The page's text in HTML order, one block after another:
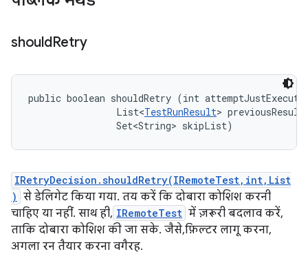
shouldRetry
public boolean shouldRetry (int
                List<
TestRunResult>
                Set<String> skipList)
IRetryDecision.shouldRetry(IRemoteTest,int,List
) से डेलिगेट किया गया. तय करें कि दोबारा कोशिश करनी
चाहिए या नहीं. साथ ही, IRemoteTest में ज़रूरी बदलाव करें,
ताकि दोबारा कोशिश की जा सके. जैसे, फ़िल्टर लागू करना,
अगला रन तैयार करना वगैरह.